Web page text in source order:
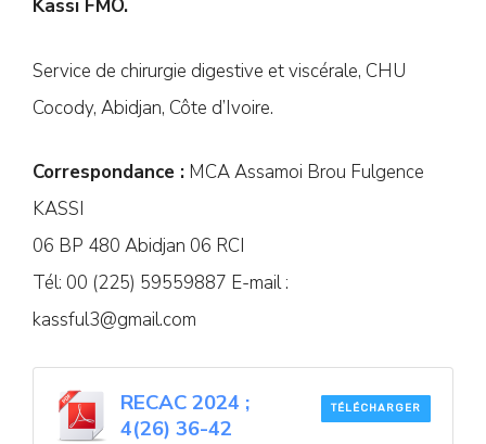
Kassi FMO.
Service de chirurgie digestive et viscérale, CHU
Cocody, Abidjan, Côte d’Ivoire.
Correspondance : MCA Assamoi Brou Fulgence
KASSI
06 BP 480 Abidjan 06 RCI
Tél: 00 (225) 59559887 E-mail :
kassful3@gmail.com
RECAC 2024 ;
4(26) 36-42
TÉLÉCHARGER